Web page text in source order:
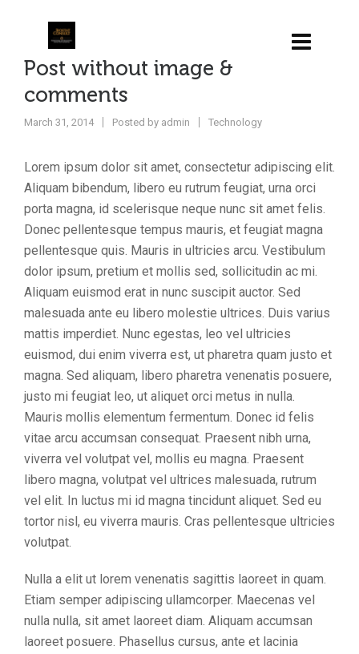
Post without image &
comments
March 31, 2014 Posted by admin Technology
Lorem ipsum dolor sit amet, consectetur adipiscing elit.
Aliquam bibendum, libero eu rutrum feugiat, urna orci
porta magna, id scelerisque neque nunc sit amet felis.
Donec pellentesque tempus mauris, et feugiat magna
pellentesque quis. Mauris in ultricies arcu. Vestibulum
dolor ipsum, pretium et mollis sed, sollicitudin ac mi.
Aliquam euismod erat in nunc suscipit auctor. Sed
malesuada ante eu libero molestie ultrices. Duis varius
mattis imperdiet. Nunc egestas, leo vel ultricies
euismod, dui enim viverra est, ut pharetra quam justo et
magna. Sed aliquam, libero pharetra venenatis posuere,
justo mi feugiat leo, ut aliquet orci metus in nulla.
Mauris mollis elementum fermentum. Donec id felis
vitae arcu accumsan consequat. Praesent nibh urna,
viverra vel volutpat vel, mollis eu magna. Praesent
libero magna, volutpat vel ultrices malesuada, rutrum
vel elit. In luctus mi id magna tincidunt aliquet. Sed eu
tortor nisl, eu viverra mauris. Cras pellentesque ultricies
volutpat.
Nulla a elit ut lorem venenatis sagittis laoreet in quam.
Etiam semper adipiscing ullamcorper. Maecenas vel
nulla nulla, sit amet laoreet diam. Aliquam accumsan
laoreet posuere. Phasellus cursus, ante et lacinia